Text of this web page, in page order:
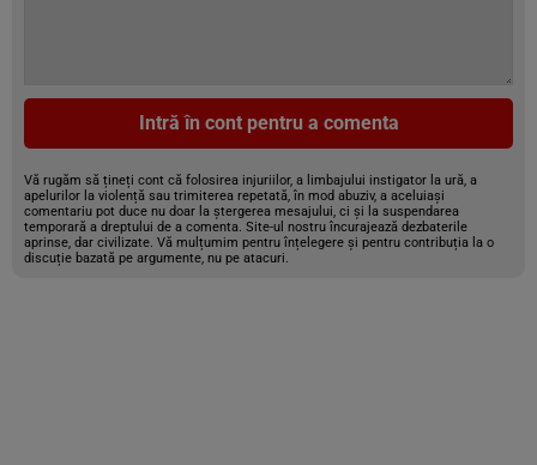
Intră în cont pentru a comenta
Vă rugăm să țineți cont că folosirea injuriilor, a limbajului instigator la ură, a
apelurilor la violență sau trimiterea repetată, în mod abuziv, a aceluiași
comentariu pot duce nu doar la ștergerea mesajului, ci și la suspendarea
temporară a dreptului de a comenta. Site-ul nostru încurajează dezbaterile
aprinse, dar civilizate. Vă mulțumim pentru înțelegere și pentru contribuția la o
discuție bazată pe argumente, nu pe atacuri.